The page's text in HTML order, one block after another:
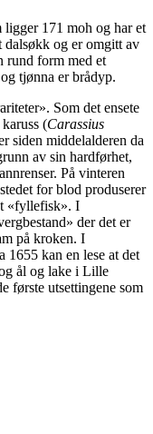
171 moh og har et
dalsøkk og er omgitt av
rund form med et
tjønna er brådyp.
Som det ensete
(Carassius
siden middelalderen da
av sin hardførhet,
På vinteren
for blod produserer
«fyllefisk». I
der det er
på kroken. I
1655 kan en lese at det
ål og lake i Lille
første utsettingene som